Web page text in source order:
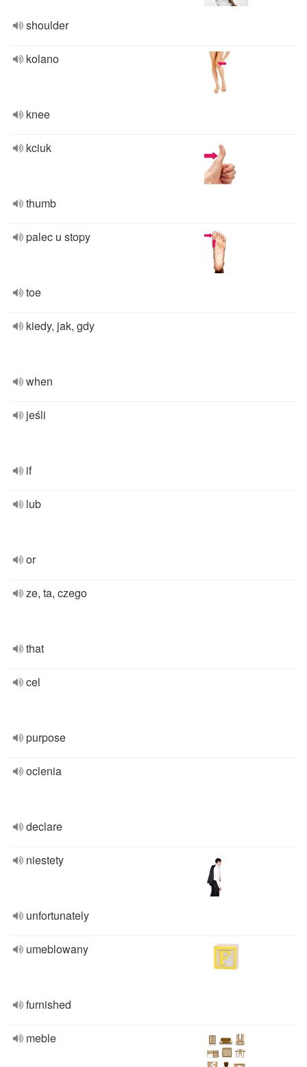
shoulder
kolano
knee
kciuk
thumb
palec u stopy
toe
kiedy, jak, gdy
when
jeśli
if
lub
or
ze, ta, czego
that
cel
purpose
oclenia
declare
niestety
unfortunately
umeblowany
furnished
meble